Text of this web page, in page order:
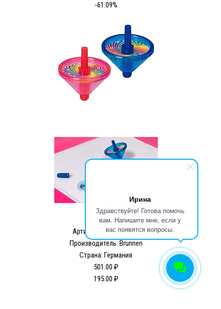
Ирина
Здравствуйте! Готова помочь
вам. Напишите мне, если у
вас появятся вопросы.
-61.09%
Артикул:
BR27409-26
Производитель: Brunnen
Страна: Германия
501.00 ₽
195.00 ₽